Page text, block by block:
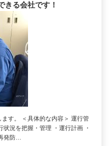
きる会社です！
す。 ＜具体的な内容＞ 運行管
況を把握・管理 ・運行計画 ・
発防…